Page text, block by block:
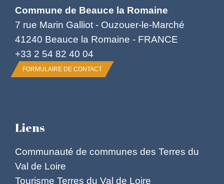
Commune de Beauce la Romaine
7 rue Marin Galliot - Ouzouer-le-Marché
41240 Beauce la Romaine - FRANCE
+33 2 54 82 40 04
FORMULAIRE DE CONTACT
Liens
Communauté de communes des Terres du
Val de Loire
Tourisme Terres du Val de Loire